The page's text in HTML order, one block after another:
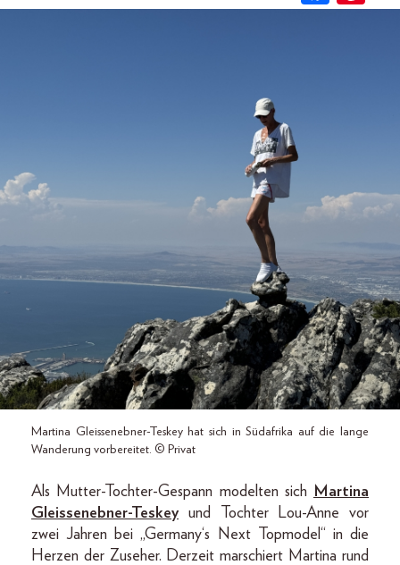
Martina Gleissenebner-Teskey hat sich in Südafrika auf die lange
Wanderung vorbereitet. © Privat
Als Mutter-Tochter-Gespann modelten sich
Martina
Gleissenebner-Teskeyund Tochter Lou-Anne vor
zwei Jahren bei „Germany‘s Next Topmodel“ in die
Herzen der Zuseher. Derzeit marschiert Martina rund